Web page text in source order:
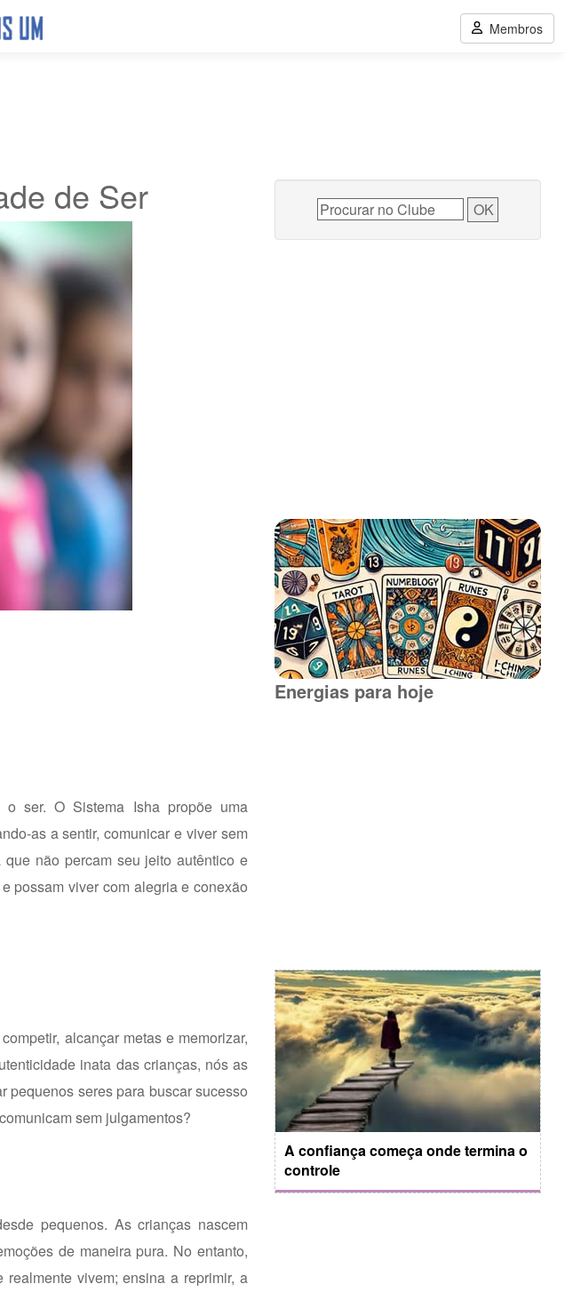
de Ser
ser. O Sistema Isha propõe uma
as a sentir, comunicar e viver sem
não percam seu jeito autêntico e
possam viver com alegria e conexão
alcançar metas e memorizar,
inata das crianças, nós as
pequenos seres para buscar sucesso
sem julgamentos?
pequenos. As crianças nascem
de maneira pura. No entanto,
vivem; ensina a reprimir, a
Energias para hoje
A confiança começa onde termina o
controle
Membros